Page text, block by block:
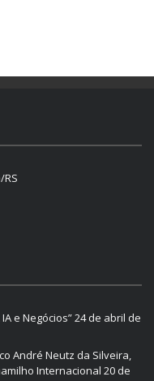
e Negócios”24 de abril de
André Neutz da Silveira,
Internacional 20 de